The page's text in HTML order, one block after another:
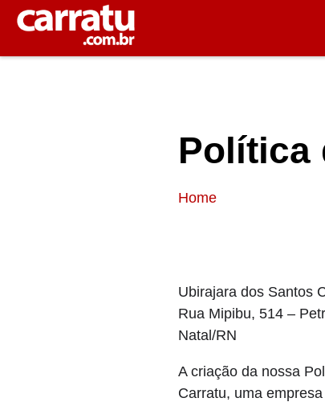
Política
Home
Ubirajara dos Santos
Rua Mipibu, 514 –
Natal/RN
A criação da nossa
Carratu, uma